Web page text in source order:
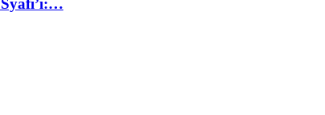
Syafi’i:…